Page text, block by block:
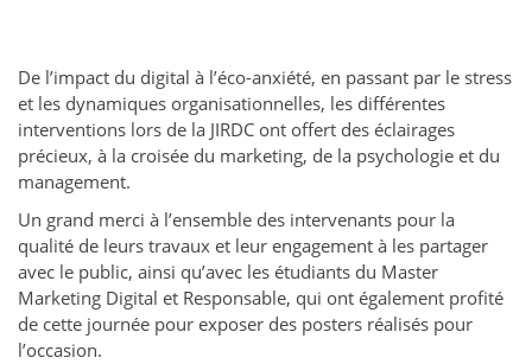
De l’impact du digital à l’éco-anxiété, en passant par le stress
et les dynamiques organisationnelles, les différentes
interventions lors de la JIRDC ont offert des éclairages
précieux, à la croisée du marketing, de la psychologie et du
management.
Un grand merci à l’ensemble des intervenants pour la
qualité de leurs travaux et leur engagement à les partager
avec le public, ainsi qu’avec les étudiants du Master
Marketing Digital et Responsable, qui ont également profité
de cette journée pour exposer des posters réalisés pour
l’occasion.